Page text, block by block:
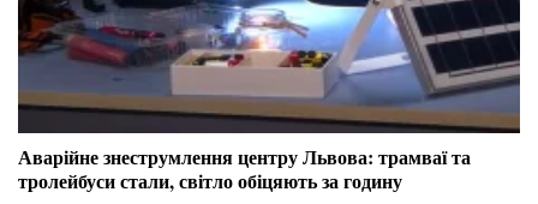
Аварійне знеструмлення центру Львова: трамваї та
тролейбуси стали, світло обіцяють за годину